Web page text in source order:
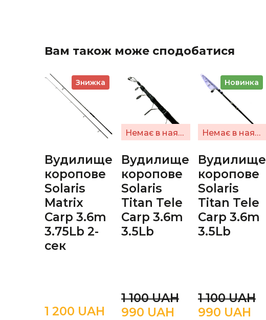
Вам також може сподобатися
Знижка
Вудилище
коропове
Solaris
Matrix
Carp 3.6m
3.75Lb 2-
сек
1 200 UAН
Немає в наявності
Вудилище
коропове
Solaris
Titan Tele
Carp 3.6m
3.5Lb
1 100 UAН
990 UAН
Новинка
Немає в наявності
Вудилище
коропове
Solaris
Titan Tele
Carp 3.6m
3.5Lb
1 100 UAН
990 UAН